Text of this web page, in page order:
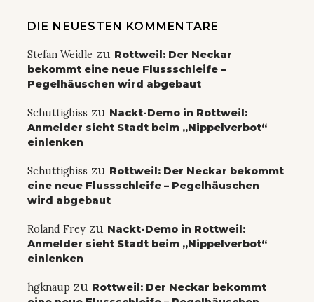
DIE NEUESTEN KOMMENTARE
Stefan Weidle zu Rottweil: Der Neckar
bekommt eine neue Flussschleife –
Pegelhäuschen wird abgebaut
Schuttigbiss zu Nackt-Demo in Rottweil:
Anmelder sieht Stadt beim „Nippelverbot“
einlenken
Schuttigbiss zu Rottweil: Der Neckar bekommt
eine neue Flussschleife – Pegelhäuschen
wird abgebaut
Roland Frey zu Nackt-Demo in Rottweil:
Anmelder sieht Stadt beim „Nippelverbot“
einlenken
hgknaup zu Rottweil: Der Neckar bekommt